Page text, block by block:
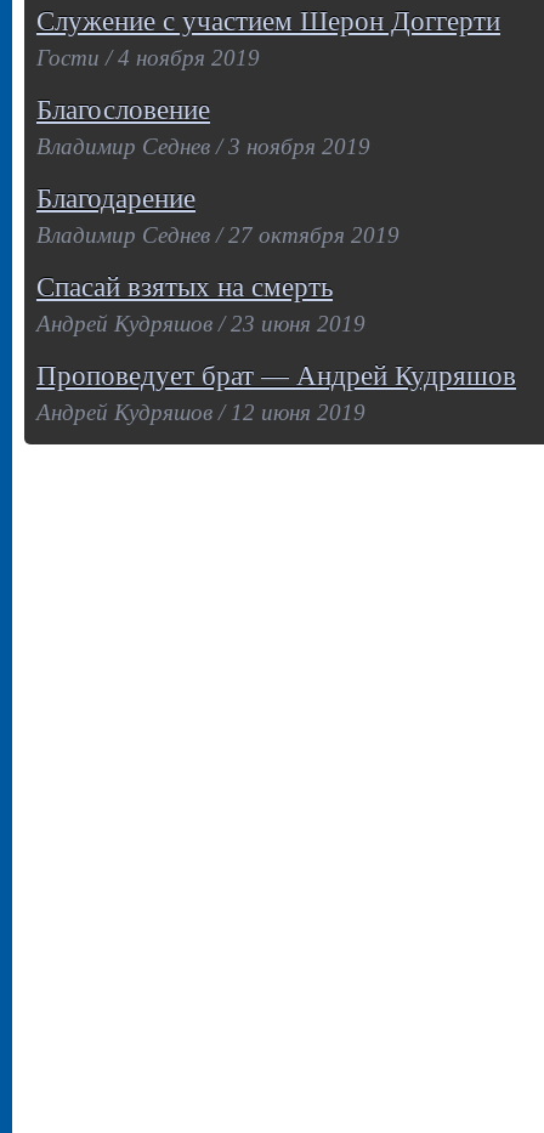
Служение с участием Шерон Доггерти
Гости / 4 ноября 2019
Благословение
Владимир Седнев / 3 ноября 2019
Благодарение
Владимир Седнев / 27 октября 2019
Спасай взятых на смерть
Андрей Кудряшов / 23 июня 2019
Проповедует брат — Андрей Кудряшов
Андрей Кудряшов / 12 июня 2019